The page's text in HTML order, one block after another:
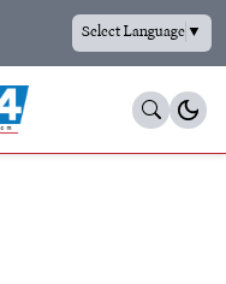
Select Language▼